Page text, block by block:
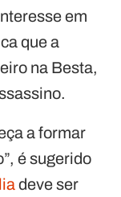
em
que a
na Besta,
a formar
é sugerido
deve ser